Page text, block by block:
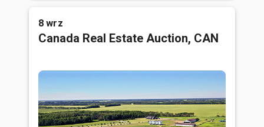
8 wrz
Canada Real Estate Auction, CAN